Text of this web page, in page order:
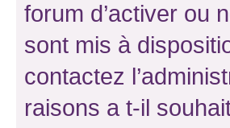
forum d’activer ou
sont mis à
contactez
raisons a t-il